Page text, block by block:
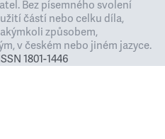
Bez písemného svolení
částí nebo celku díla,
způsobem,
v českém nebo jiném jazyce.
1801-1446